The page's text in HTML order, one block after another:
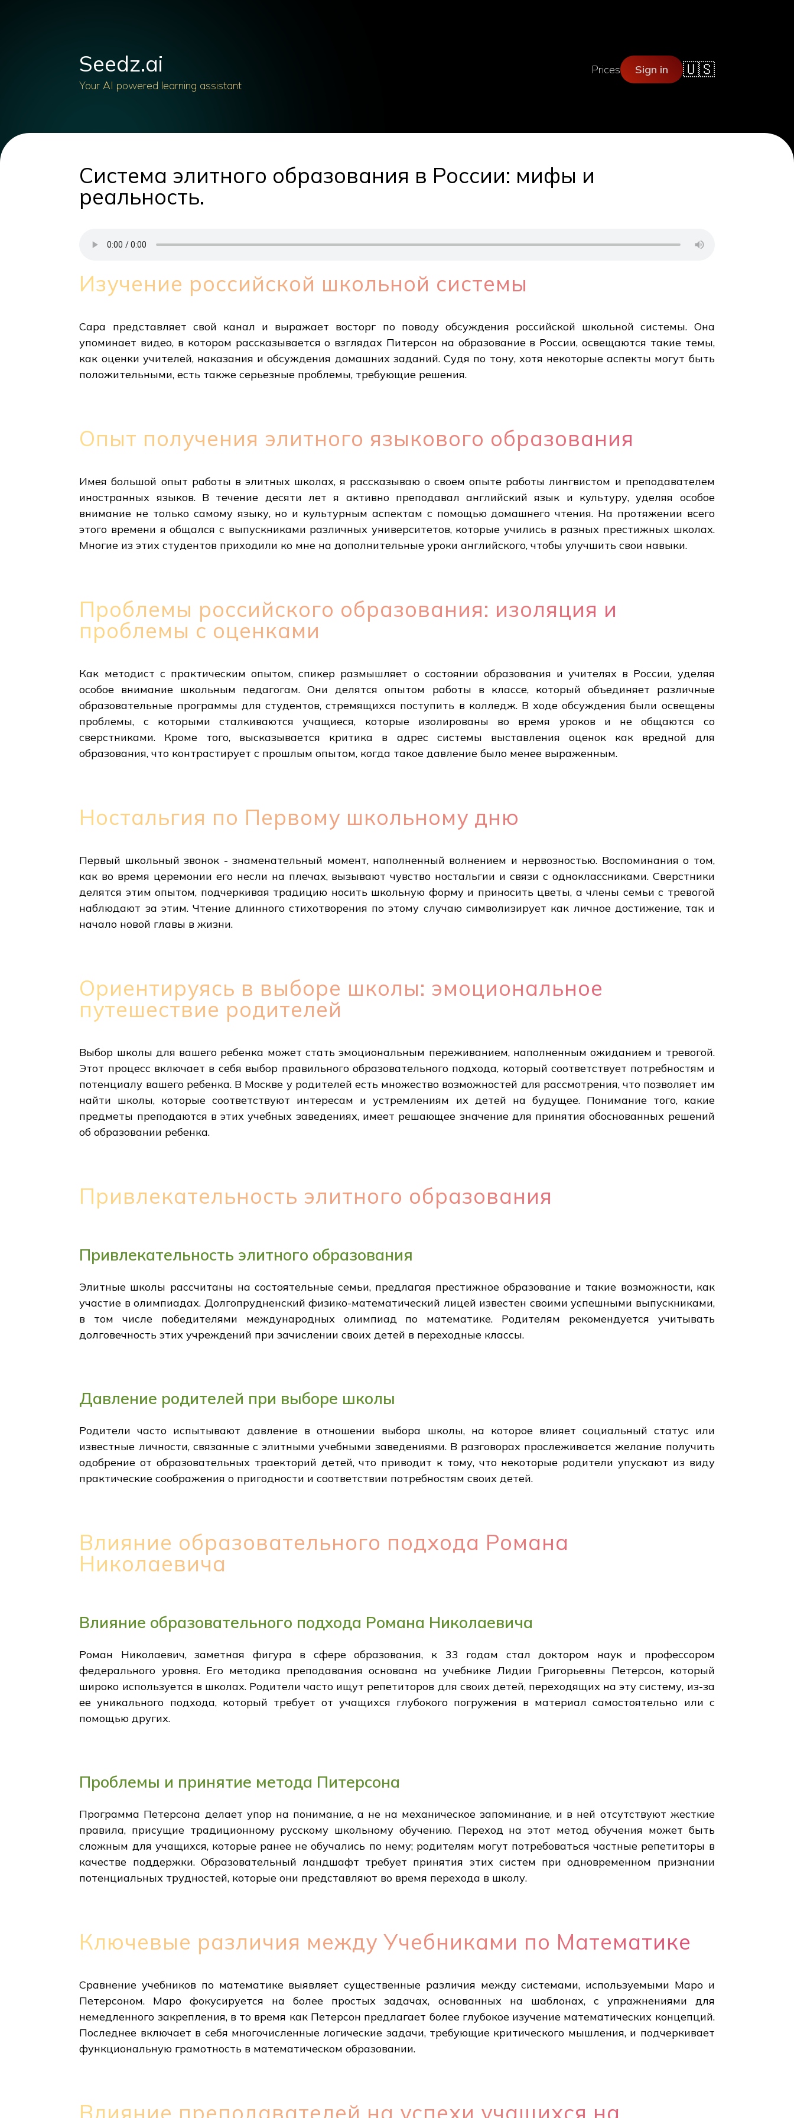
Seedz.ai
Your AI powered learning assistant
Prices Sign in 🇺🇸
Система элитного образования в России: мифы и
реальность.
Изучение российской школьной системы
Сара представляет свой канал и выражает восторг по поводу обсуждения российской школьной системы. Она
упоминает видео, в котором рассказывается о взглядах Питерсон на образование в России, освещаются такие темы,
как оценки учителей, наказания и обсуждения домашних заданий. Судя по тону, хотя некоторые аспекты могут быть
положительными, есть также серьезные проблемы, требующие решения.
Опыт получения элитного языкового образования
Имея большой опыт работы в элитных школах, я рассказываю о своем опыте работы лингвистом и преподавателем
иностранных языков. В течение десяти лет я активно преподавал английский язык и культуру, уделяя особое
внимание не только самому языку, но и культурным аспектам с помощью домашнего чтения. На протяжении всего
этого времени я общался с выпускниками различных университетов, которые учились в разных престижных школах.
Многие из этих студентов приходили ко мне на дополнительные уроки английского, чтобы улучшить свои навыки.
Проблемы российского образования: изоляция и
проблемы с оценками
Как методист с практическим опытом, спикер размышляет о состоянии образования и учителях в России, уделяя
особое внимание школьным педагогам. Они делятся опытом работы в классе, который объединяет различные
образовательные программы для студентов, стремящихся поступить в колледж. В ходе обсуждения были освещены
проблемы, с которыми сталкиваются учащиеся, которые изолированы во время уроков и не общаются со
сверстниками. Кроме того, высказывается критика в адрес системы выставления оценок как вредной для
образования, что контрастирует с прошлым опытом, когда такое давление было менее выраженным.
Ностальгия по Первому школьному дню
Первый школьный звонок - знаменательный момент, наполненный волнением и нервозностью. Воспоминания о том,
как во время церемонии его несли на плечах, вызывают чувство ностальгии и связи с одноклассниками. Сверстники
делятся этим опытом, подчеркивая традицию носить школьную форму и приносить цветы, а члены семьи с тревогой
наблюдают за этим. Чтение длинного стихотворения по этому случаю символизирует как личное достижение, так и
начало новой главы в жизни.
Ориентируясь в выборе школы: эмоциональное
путешествие родителей
Выбор школы для вашего ребенка может стать эмоциональным переживанием, наполненным ожиданием и тревогой.
Этот процесс включает в себя выбор правильного образовательного подхода, который соответствует потребностям и
потенциалу вашего ребенка. В Москве у родителей есть множество возможностей для рассмотрения, что позволяет им
найти школы, которые соответствуют интересам и устремлениям их детей на будущее. Понимание того, какие
предметы преподаются в этих учебных заведениях, имеет решающее значение для принятия обоснованных решений
об образовании ребенка.
Привлекательность элитного образования
Привлекательность элитного образования
Элитные школы рассчитаны на состоятельные семьи, предлагая престижное образование и такие возможности, как
участие в олимпиадах. Долгопрудненский физико-математический лицей известен своими успешными выпускниками,
в том числе победителями международных олимпиад по математике. Родителям рекомендуется учитывать
долговечность этих учреждений при зачислении своих детей в переходные классы.
Давление родителей при выборе школы
Родители часто испытывают давление в отношении выбора школы, на которое влияет социальный статус или
известные личности, связанные с элитными учебными заведениями. В разговорах прослеживается желание получить
одобрение от образовательных траекторий детей, что приводит к тому, что некоторые родители упускают из виду
практические соображения о пригодности и соответствии потребностям своих детей.
Влияние образовательного подхода Романа
Николаевича
Влияние образовательного подхода Романа Николаевича
Роман Николаевич, заметная фигура в сфере образования, к 33 годам стал доктором наук и профессором
федерального уровня. Его методика преподавания основана на учебнике Лидии Григорьевны Петерсон, который
широко используется в школах. Родители часто ищут репетиторов для своих детей, переходящих на эту систему, из-за
ее уникального подхода, который требует от учащихся глубокого погружения в материал самостоятельно или с
помощью других.
Проблемы и принятие метода Питерсона
Программа Петерсона делает упор на понимание, а не на механическое запоминание, и в ней отсутствуют жесткие
правила, присущие традиционному русскому школьному обучению. Переход на этот метод обучения может быть
сложным для учащихся, которые ранее не обучались по нему; родителям могут потребоваться частные репетиторы в
качестве поддержки. Образовательный ландшафт требует принятия этих систем при одновременном признании
потенциальных трудностей, которые они представляют во время перехода в школу.
Ключевые различия между Учебниками по Математике
Сравнение учебников по математике выявляет существенные различия между системами, используемыми Маро и
Петерсоном. Маро фокусируется на более простых задачах, основанных на шаблонах, с упражнениями для
немедленного закрепления, в то время как Петерсон предлагает более глубокое изучение математических концепций.
Последнее включает в себя многочисленные логические задачи, требующие критического мышления, и подчеркивает
функциональную грамотность в математическом образовании.
Влияние преподавателей на успехи учащихся на